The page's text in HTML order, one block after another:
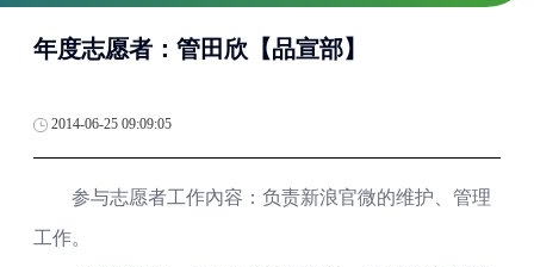
年度志愿者：管田欣【品宣部】
2014-06-25 09:09:05
参与志愿者工作內容：负责新浪官微的维护、管理
工作。